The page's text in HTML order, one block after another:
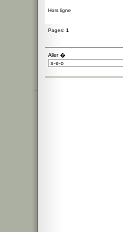
Hors ligne
Pages: 1
Aller �